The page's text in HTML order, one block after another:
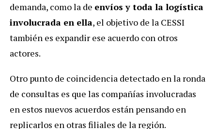
demanda, como la de envíos y toda la logística
involucrada en ella, el objetivo de la CESSI
también es expandir ese acuerdo con otros
actores.
Otro punto de coincidencia detectado en la ronda
de consultas es que las compañías involucradas
en estos nuevos acuerdos están pensando en
replicarlos en otras filiales de la región.